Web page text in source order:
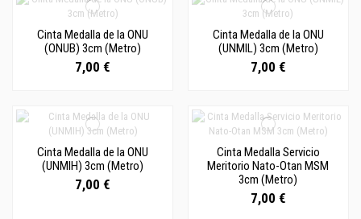
Cinta Medalla de la ONU
(ONUB) 3cm (Metro)
7,00 €
Cinta Medalla de la ONU
(UNMIL) 3cm (Metro)
7,00 €
Cinta Medalla de la ONU
(UNMIH) 3cm (Metro)
7,00 €
Cinta Medalla Servicio
Meritorio Nato-Otan MSM
3cm (Metro)
7,00 €